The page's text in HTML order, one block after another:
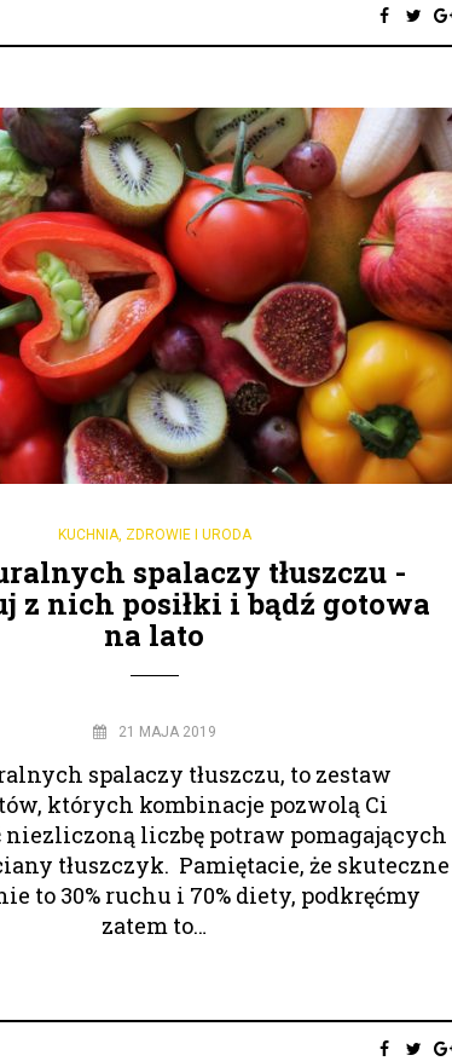
KUCHNIA, ZDROWIE I URODA
spalaczy tłuszczu -
z nich posiłki i bądź gotowa
na lato
21 MAJA 2019
spalaczy tłuszczu, to zestaw
których kombinacje pozwolą Ci
niezliczoną liczbę potraw pomagających
tłuszczyk. Pamiętacie, że skuteczne
to 30% ruchu i 70% diety, podkręćmy
zatem to…